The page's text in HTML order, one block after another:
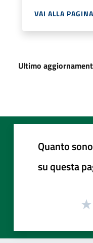
VAI ALLA PAGINA
Ultimo
Quanto
su questa